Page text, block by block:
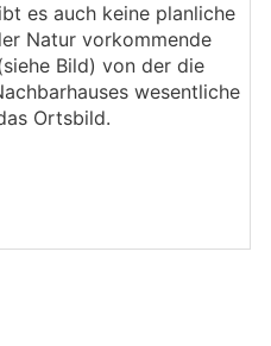
es auch keine planliche
Natur vorkommende
Bild) von der die
wesentliche
Ortsbild.